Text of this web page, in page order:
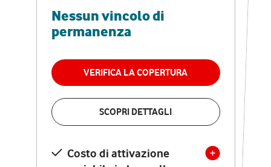
Nessun vincolo di
permanenza
VERIFICA LA COPERTURA
SCOPRI DETTAGLI
Costo di attivazione
RETE FISSA + VODAFONE CLUB
29,95€
permanenza
VERIFICA LA COPERTURA
Costo di attivazione
variabile in base alla